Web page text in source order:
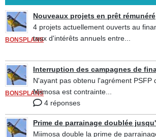
BONSPLANS
Nouveaux projets en prêt rémunéré
4 projets actuellement ouverts au
taux d'intérêts annuels entre...
BONSPLANS
Interruption des campagnes de
N'ayant pas obtenu l'agrément PSFP
Miimosa est contrainte...
4 réponses
Prime de parrainage doublée
Miimosa double la prime de